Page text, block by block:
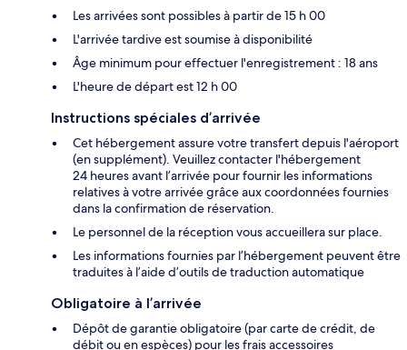
Les arrivées sont possibles à partir de 15 h 00
L'arrivée tardive est soumise à disponibilité
Âge minimum pour effectuer l'enregistrement : 18 ans
L'heure de départ est 12 h 00
Instructions spéciales d’arrivée
Cet hébergement assure votre transfert depuis l'aéroport
(en supplément). Veuillez contacter l'hébergement
24 heures avant l’arrivée pour fournir les informations
relatives à votre arrivée grâce aux coordonnées fournies
dans la confirmation de réservation.
Le personnel de la réception vous accueillera sur place.
Les informations fournies par l’hébergement peuvent être
traduites à l’aide d’outils de traduction automatique
Obligatoire à l’arrivée
Dépôt de garantie obligatoire (par carte de crédit, de
débit ou en espèces) pour les frais accessoires